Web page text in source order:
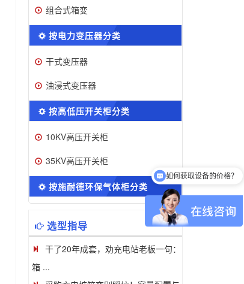
组合式箱变
按电力变压器分类
干式变压器
油浸式变压器
按高低压开关柜分类
10KV高压开关柜
35KV高压开关柜
按施耐德环保气体柜分类
选型指导
干了20年成套，劝充电站老板一句：
箱 ...
可以介绍下你们的产品么